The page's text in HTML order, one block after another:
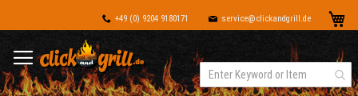
+49 (0) 9204 9180171 service@clickandgrill.de